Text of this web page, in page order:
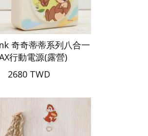
奇奇蒂蒂系列八合一
行動電源(露營)
2680 TWD